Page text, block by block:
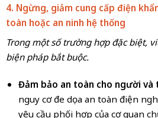
4. Ngừng, giảm cung cấp điện
toàn hoặc an ninh hệ thống
Trong một số trường hợp đặc biệt,
biện pháp bắt buộc.
Đảm bảo an toàn cho người và
nguy cơ đe dọa an toàn điện
yêu cầu phối hợp của cơ quan